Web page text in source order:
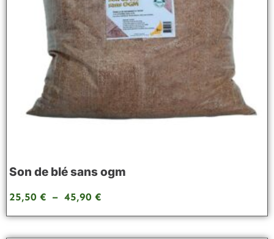
Son de blé sans ogm
25,50 € – 45,90 €